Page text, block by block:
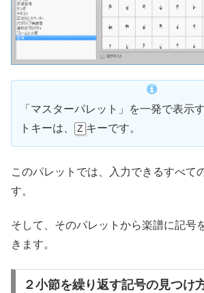
「マスターパレット」を一発で表示
トキーは、
Z キーです。
このパレットでは、入力できるすべて
す。
そして、そのパレットから楽譜に記号
きます。
２小節を繰り返す記号の見つけ